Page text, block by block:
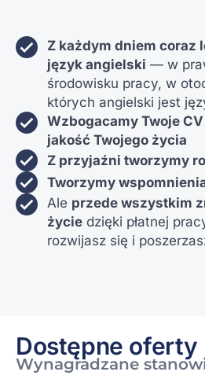
Z każdym dniem coraz
język angielski — w
środowisku pracy, w
których angielski jest
Wzbogacamy Twoje
jakość Twojego życia
Z przyjaźni tworzymy
Tworzymy
Ale przede wszystkim
życie dzięki płatnej
rozwijasz się i
Dostępne oferty
Wynagradzane